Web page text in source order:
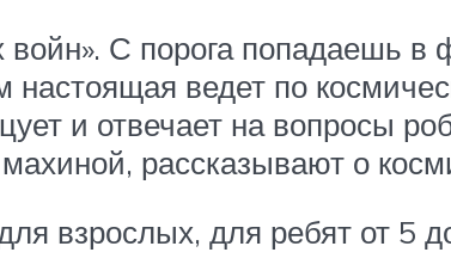
С порога попадаешь в
настоящая ведет по
и отвечает на вопросы
рассказывают о
взрослых, для ребят от 5